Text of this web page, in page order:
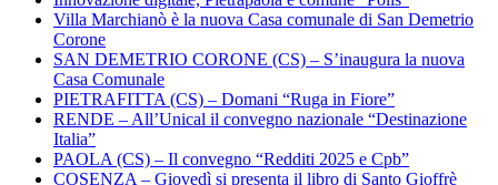
Villa Marchianò è la nuova Casa comunale di San Demetrio
Corone
SAN DEMETRIO CORONE (CS) – S’inaugura la nuova
Casa Comunale
PIETRAFITTA (CS) – Domani “Ruga in Fiore”
RENDE – All’Unical il convegno nazionale “Destinazione
Italia”
PAOLA (CS) – Il convegno “Redditi 2025 e Cpb”
COSENZA – Giovedì si presenta il libro di Santo Gioffrè